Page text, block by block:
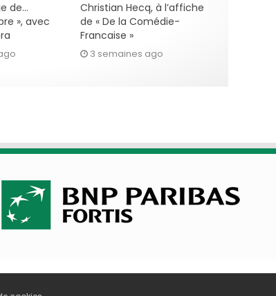
de…
», avec
Christian Hecq, à l’affiche
de « De la Comédie-
Francaise »
3 semaines ago